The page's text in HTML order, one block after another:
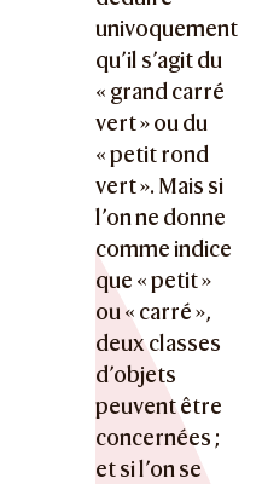
univoquement
qu’il s’agit du
« grand carré
vert » ou du
« petit rond
vert ». Mais si
l’on ne donne
comme indice
que « petit »
ou « carré »,
deux classes
d’objets
peuvent être
concernées ;
et si l’on se